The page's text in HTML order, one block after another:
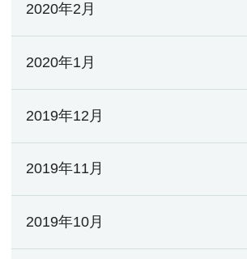
2020年2月
2020年1月
2019年12月
2019年11月
2019年10月